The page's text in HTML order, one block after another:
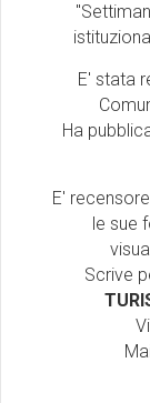
E' stata
Ha
E'
le sue
Scrive